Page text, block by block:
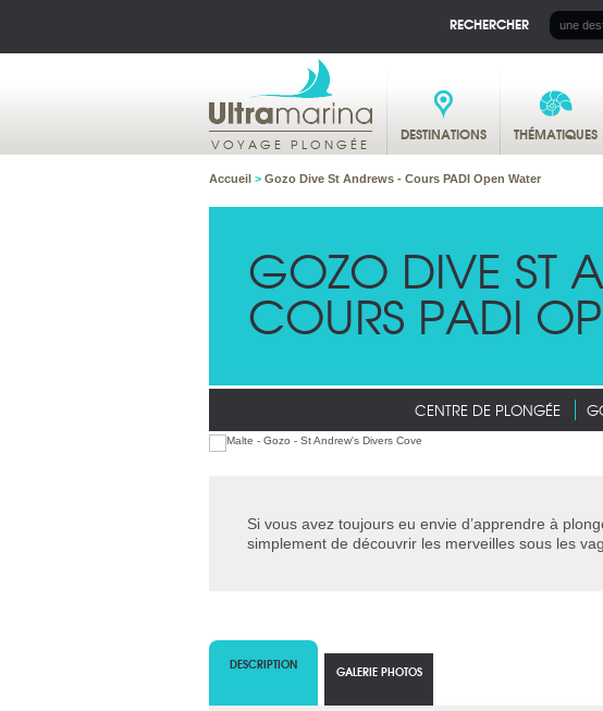
RECHERCHER
VOYAGE PLONGÉE DESTINATIONS THÉMATIQUES
Accueil > Gozo Dive St Andrews - Cours PADI Open Water
GOZO DIVE ST
COURS PADI
CENTRE DE PLONGÉE
Si vous avez toujours eu envie d’apprendre à
simplement de découvrir les merveilles sous les
DESCRIPTION GALERIE PHOTOS